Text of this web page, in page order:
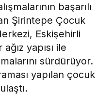
başarılı
Şirintepe Çocuk
Eskişehirli
yapısı ile
sürdürüyor.
yapılan çocuk